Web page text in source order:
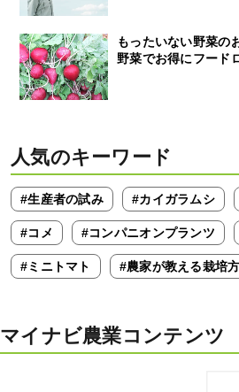
もったいない野菜の
野菜でお得にフード
人気のキーワード
#生産者の試み #カイガラムシ
#コメ #コンパニオンプランツ
#ミニトマト #農家が教える栽培
マイナビ農業コンテンツ